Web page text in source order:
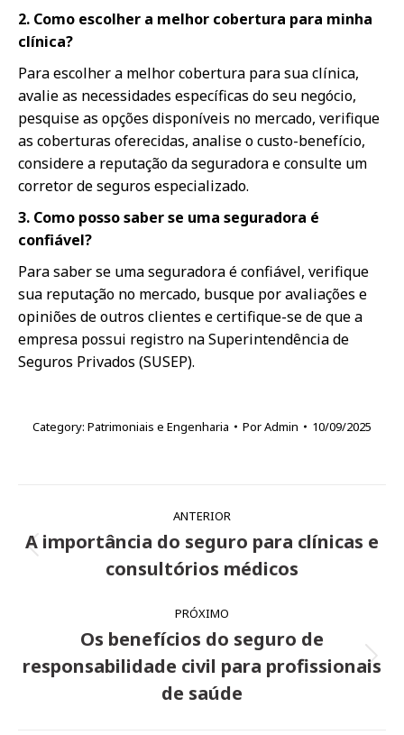
2. Como escolher a melhor cobertura para minha
clínica?
Para escolher a melhor cobertura para sua clínica,
avalie as necessidades específicas do seu negócio,
pesquise as opções disponíveis no mercado, verifique
as coberturas oferecidas, analise o custo-benefício,
considere a reputação da seguradora e consulte um
corretor de seguros especializado.
3. Como posso saber se uma seguradora é
confiável?
Para saber se uma seguradora é confiável, verifique
sua reputação no mercado, busque por avaliações e
opiniões de outros clientes e certifique-se de que a
empresa possui registro na Superintendência de
Seguros Privados (SUSEP).
Category: Patrimoniais e Engenharia PorAdmin 10/09/2025
de
ANTERIOR
Post
anterior:
A importância do seguro para clínicas e
consultórios médicos
PRÓXIMO
Próximo
post:
Os benefícios do seguro de
responsabilidade civil para profissionais
de saúde